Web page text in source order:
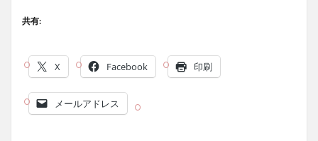
共有:
X Facebook 印刷
メールアドレス